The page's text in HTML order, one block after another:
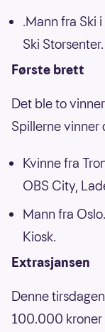
.Mann fra Ski
Ski Storsenter.
Første brett
Det ble to
Spillerne
Kvinne fra
OBS City,
Mann fra
Kiosk.
Extrasjansen
Denne
100.000 kroner